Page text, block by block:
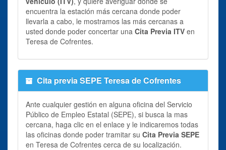
encuentra la estación más cercana donde poder
llevarla a cabo, le mostramos las más cercanas a
usted donde poder concertar una Cita Previa ITV en
Teresa de Cofrentes.
Cita previa SEPE Teresa de Cofrentes
Ante cualquier gestión en alguna oficina del Servicio
Público de Empleo Estatal (SEPE), si busca la mas
cercana, haga clic en el enlace y le indicaremos todas
las oficinas donde poder tramitar su Cita Previa SEPE
en Teresa de Cofrentes cerca de su localización.